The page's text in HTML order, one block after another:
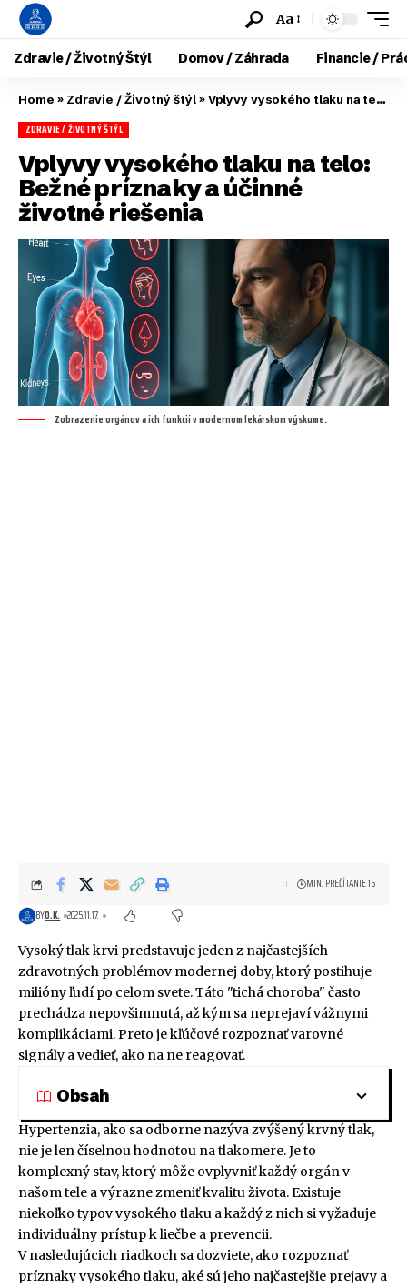
Aa
Zdravie / Životný Štýl Domov / Záhrada Financie /
Home » Zdravie / Životný štýl»Vplyvy vysokého tlaku na telo: Bežné príznaky a účinné životné riešenia
ZDRAVIE / ŽIVOTNÝ ŠTÝL
Vplyvy vysokého tlaku na telo:
Bežné príznaky a účinné
životné riešenia
Zobrazenie orgánov a ich funkcií v modernom lekárskom výskume.
BYO.K. 2025.11.17.
MIN. PREČÍTANIE 15
Vysoký tlak krvi predstavuje jeden z najčastejších
zdravotných problémov modernej doby, ktorý postihuje
milióny ľudí po celom svete. Táto "tichá choroba" často
prechádza nepovšimnutá, až kým sa neprejaví vážnymi
komplikáciami. Preto je kľúčové rozpoznať varovné
signály a vedieť, ako na ne reagovať.
Obsah
Hypertenzia, ako sa odborne nazýva zvýšený krvný tlak,
nie je len číselnou hodnotou na tlakomere. Je to
komplexný stav, ktorý môže ovplyvniť každý orgán v
našom tele a výrazne zmeniť kvalitu života. Existuje
niekoľko typov vysokého tlaku a každý z nich si vyžaduje
individuálny prístup k liečbe a prevencii.
V nasledujúcich riadkoch sa dozviete, ako rozpoznať
príznaky vysokého tlaku, aké sú jeho najčastejšie prejavy a